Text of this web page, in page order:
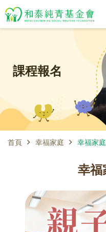
課程報名
首頁 幸福家庭 幸福家
幸福